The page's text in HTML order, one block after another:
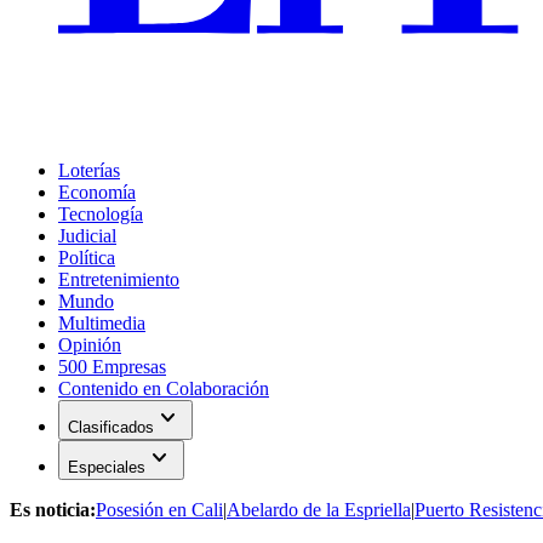
Loterías
Economía
Tecnología
Judicial
Política
Entretenimiento
Mundo
Multimedia
Opinión
500 Empresas
Contenido en Colaboración
Clasificados expand_more
Especiales expand_more
Es noticia:Posesión en Cali|Abelardo de la Espriella|Puerto